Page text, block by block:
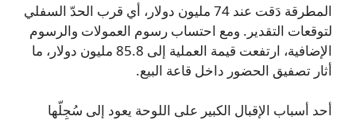
المطرقة دَقت عند 74 مليون دولار، أي قرب الحدّ السفلي
لتوقعات التقدير. ومع احتساب رسوم العمولات والرسوم
الإضافية، ارتفعت قيمة العملية إلى 85.8 مليون دولار، ما
أثار تصفيق الحضور داخل قاعة البيع.
أحد أسباب الإقبال الكبير على اللوحة يعود إلى سُجِلّها